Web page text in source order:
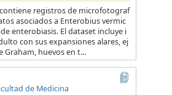
registros de microfotograf
asociados a Enterobius vermic
enterobiasis. El dataset incluye i
con sus expansiones alares, ej
huevos en t...
de Medicina